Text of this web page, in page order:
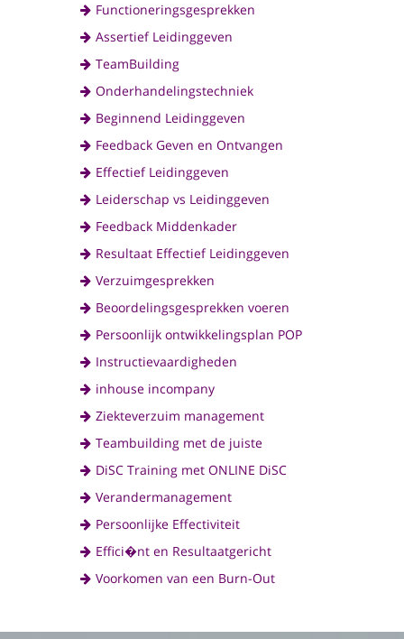
Functioneringsgesprekken
Assertief Leidinggeven
TeamBuilding
Onderhandelingstechniek
Beginnend Leidinggeven
Feedback Geven en Ontvangen
Effectief Leidinggeven
Leiderschap vs Leidinggeven
Feedback Middenkader
Resultaat Effectief Leidinggeven
Verzuimgesprekken
Beoordelingsgesprekken voeren
Persoonlijk ontwikkelingsplan POP
Instructievaardigheden
inhouse incompany
Ziekteverzuim management
Teambuilding met de juiste
DiSC Training met ONLINE DiSC
Verandermanagement
Persoonlijke Effectiviteit
Effici�nt en Resultaatgericht
Voorkomen van een Burn-Out